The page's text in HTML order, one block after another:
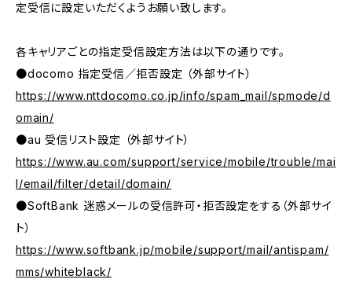
定受信に設定いただくようお願い致します。
各キャリアごとの指定受信設定方法は以下の通りです。
●docomo 指定受信／拒否設定 （外部サイト）
https://www.nttdocomo.co.jp/info/spam_mail/spmode/d
omain/
●au 受信リスト設定 （外部サイト）
https://www.au.com/support/service/mobile/trouble/mai
l/email/filter/detail/domain/
●SoftBank 迷惑メールの受信許可・拒否設定をする（外部サイ
ト）
https://www.softbank.jp/mobile/support/mail/antispam/
mms/whiteblack/